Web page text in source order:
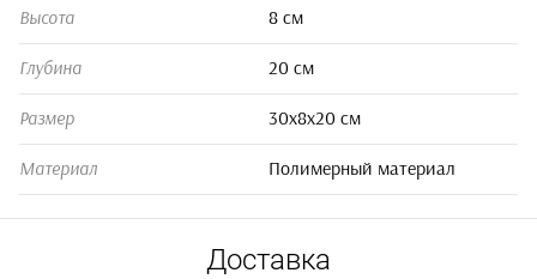
Высота 8 см
Глубина 20 см
Размер 30х8х20 см
Материал Полимерный материал
Доставка